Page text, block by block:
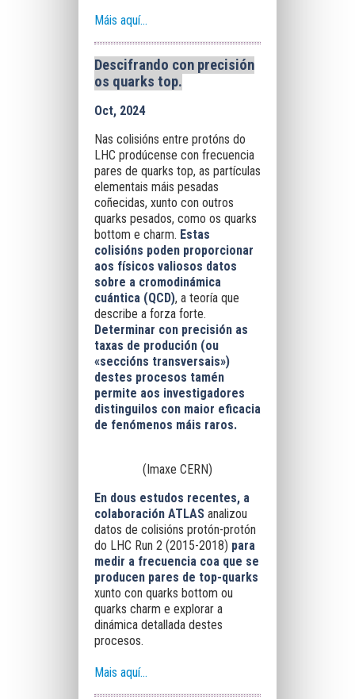
Máis aquí...
Descifrando con precisión
os quarks top.
Oct, 2024
Nas colisións entre protóns do
LHC prodúcense con frecuencia
pares de quarks top, as partículas
elementais máis pesadas
coñecidas, xunto con outros
quarks pesados, como os quarks
bottom e charm. Estas
colisións poden proporcionar
aos físicos valiosos datos
sobre a cromodinámica
cuántica (QCD), a teoría que
describe a forza forte.
Determinar con precisión as
taxas de produción (ou
«seccións transversais»)
destes procesos tamén
permite aos investigadores
distinguilos con maior eficacia
de fenómenos máis raros.
(Imaxe CERN)
En dous estudos recentes, a
colaboración ATLASanalizou
datos de colisións protón-protón
do LHC Run 2 (2015-2018) para
medir a frecuencia coa que se
producen pares de top-quarks
xunto con quarks bottom ou
quarks charm e explorar a
dinámica detallada destes
procesos.
Mais aquí...